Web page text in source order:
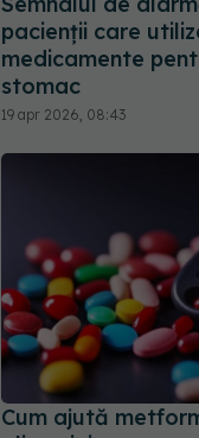
pacienții care
medicamente
stomac
19 apr 2026, 08:43
Cum ajută